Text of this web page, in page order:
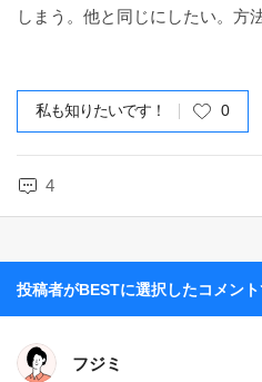
しまう。他と同じにしたい。方
私も知りたいです！ 0
4
投稿者がBESTに選択したコメント
フジミ